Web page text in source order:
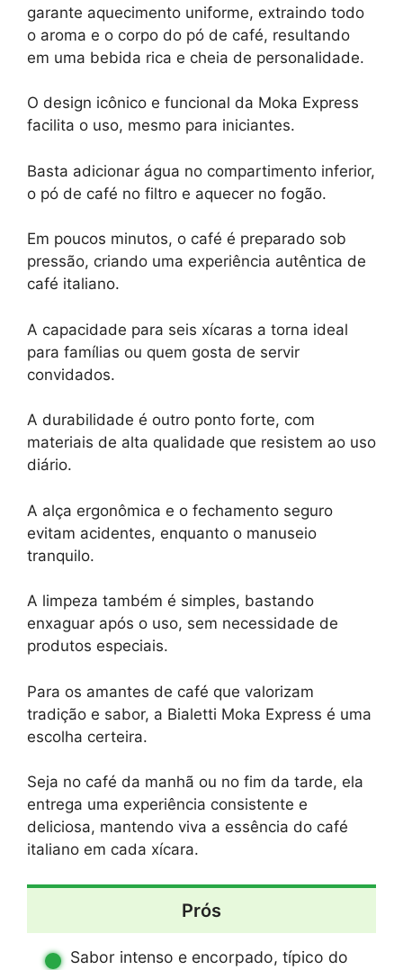
garante aquecimento uniforme, extraindo todo
o aroma e o corpo do pó de café, resultando
em uma bebida rica e cheia de personalidade.
O design icônico e funcional da Moka Express
facilita o uso, mesmo para iniciantes.
Basta adicionar água no compartimento inferior,
o pó de café no filtro e aquecer no fogão.
Em poucos minutos, o café é preparado sob
pressão, criando uma experiência autêntica de
café italiano.
A capacidade para seis xícaras a torna ideal
para famílias ou quem gosta de servir
convidados.
A durabilidade é outro ponto forte, com
materiais de alta qualidade que resistem ao uso
diário.
A alça ergonômica e o fechamento seguro
evitam acidentes, enquanto o manuseio
tranquilo.
A limpeza também é simples, bastando
enxaguar após o uso, sem necessidade de
produtos especiais.
Para os amantes de café que valorizam
tradição e sabor, a Bialetti Moka Express é uma
escolha certeira.
Seja no café da manhã ou no fim da tarde, ela
entrega uma experiência consistente e
deliciosa, mantendo viva a essência do café
italiano em cada xícara.
Prós
Sabor intenso e encorpado, típico do